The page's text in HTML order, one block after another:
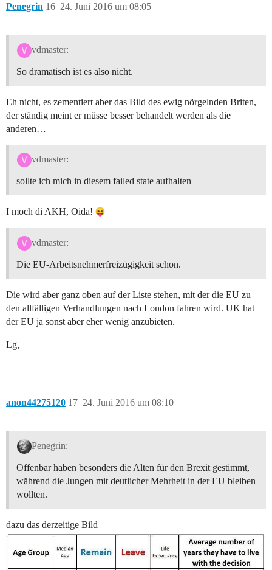
Penegrin 24. Juni 2016 um 08:05
16
vdmaster:
So dramatisch ist es also nicht.
Eh nicht, es zementiert aber das Bild des ewig nörgelnden Briten,
der ständig meint er müsse besser behandelt werden als die
anderen…
vdmaster:
sollte ich mich in diesem failed state aufhalten
I moch di AKH, Oida!
vdmaster:
Die EU-Arbeitsnehmerfreizügigkeit schon.
Die wird aber ganz oben auf der Liste stehen, mit der die EU zu
den allfälligen Verhandlungen nach London fahren wird. UK hat
der EU ja sonst aber eher wenig anzubieten.
Lg,
anon44275120 24. Juni 2016 um 08:10
17
Penegrin:
Offenbar haben besonders die Alten für den Brexit gestimmt,
während die Jungen mit deutlicher Mehrheit in der EU bleiben
wollten.
dazu das derzeitige Bild